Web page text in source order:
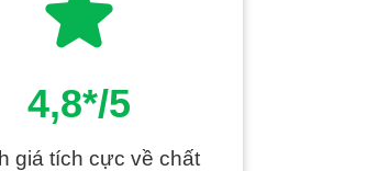
caochuyên xử lý cống to, cống
pháp xử lý tối ưu nhất. Vì m
lâu dài. Đảm bảo mức giá rẻ so với
4,8*/5
giá tích cực về chất